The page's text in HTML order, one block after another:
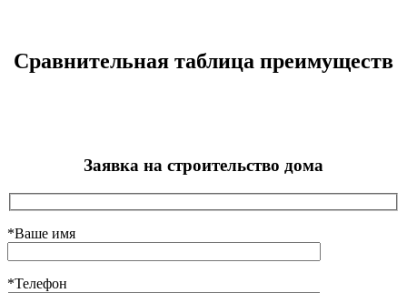
Сравнительная таблица преимуществ
Заявка на строительство дома
*Ваше имя
*Телефон